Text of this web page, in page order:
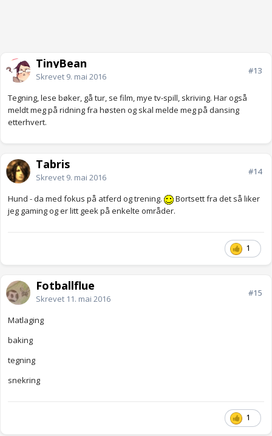
TinyBean
Skrevet 9. mai 2016
#13
Tegning, lese bøker, gå tur, se film, mye tv-spill, skriving. Har også
meldt meg på ridning fra høsten og skal melde meg på dansing
etterhvert.
Tabris
Skrevet 9. mai 2016
#14
Hund - da med fokus på atferd og trening.
Bortsett fra det så liker
jeg gaming og er litt geek på enkelte områder.
1
Fotballflue
Skrevet 11. mai 2016
#15
Matlaging
baking
tegning
snekring
1